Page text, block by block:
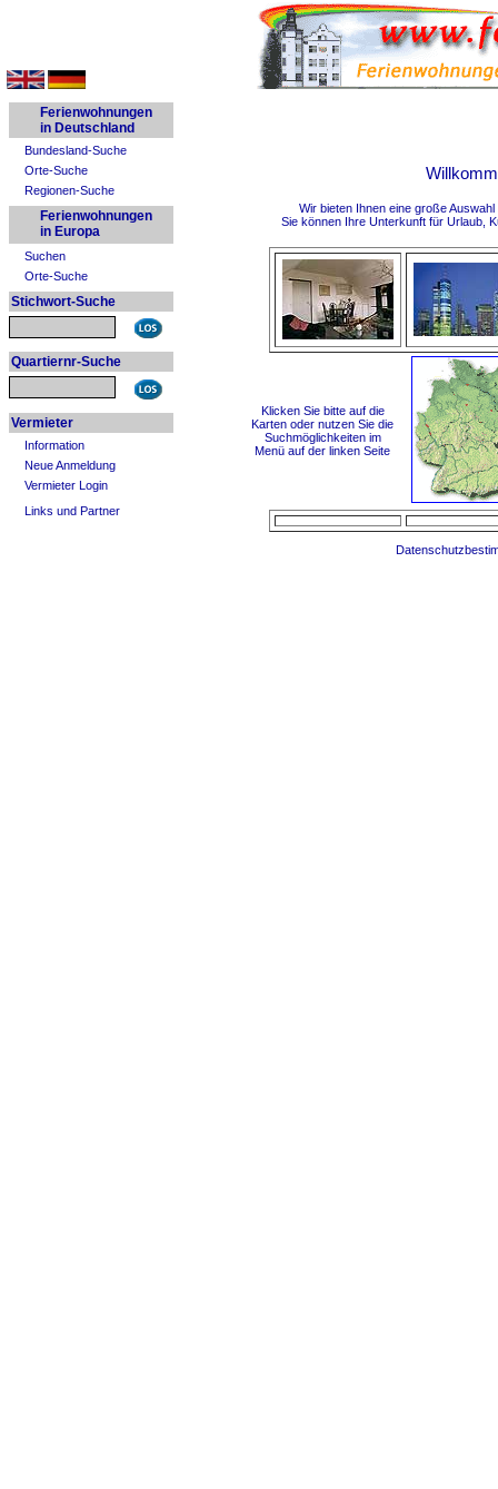
Ferienwohnungen
in Deutschland
Bundesland-Suche
Orte-Suche
Regionen-Suche
Ferienwohnungen
in Europa
Suchen
Orte-Suche
Stichwort-Suche
Quartiernr-Suche
Vermieter
Information
Neue Anmeldung
Vermieter Login
Links und Partner
Wir bieten Ihnen eine große
Sie können Ihre Unterkunft für Urlaub,
Klicken Sie bitte auf die
Karten oder nutzen Sie die
Suchmöglichkeiten im
Menü auf der linken Seite